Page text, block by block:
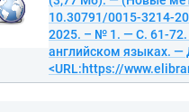
10.30791/0015-3214-
2025. – № 1. — С. 61-72.
английском языках. —
<URL:https://